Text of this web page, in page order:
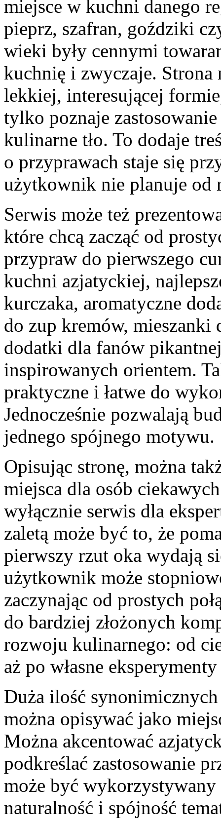
miejsce w kuchni danego
pieprz, szafran, goździki
wieki były cennymi
kuchnię i zwyczaje.
lekkiej, interesującej
tylko poznaje
kulinarne tło. To dodaje
o przyprawach staje się
użytkownik nie planuje od
Serwis może też
które chcą zacząć od
przypraw do pierwszego
kuchni azjatyckiej,
kurczaka, aromatyczne
do zup kremów, mieszanki
dodatki dla fanów
inspirowanych orientem.
praktyczne i łatwe do
Jednocześnie pozwalają
jednego spójnego motywu.
Opisując stronę, można
miejsca dla osób
wyłącznie serwis dla
zaletą może być to, że
pierwszy rzut oka wydają
użytkownik może
zaczynając od prostych
do bardziej złożonych
rozwoju kulinarnego: od
aż po własne
Duża ilość
można opisywać jako
Można akcentować
podkreślać zastosowanie
może być
naturalność i spójność